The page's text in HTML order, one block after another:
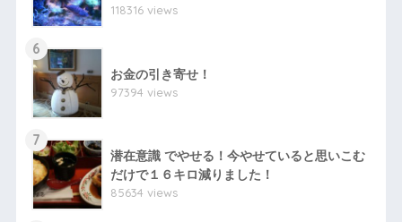
118316 views
6
お金の引き寄せ！
97394 views
7
潜在意識 でやせる！今やせていると思いこむ
だけで１６キロ減りました！
85634 views